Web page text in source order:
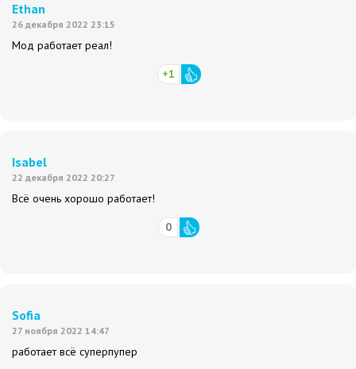
Ethan
26 декабря 2022 23:15
Мод работает реал!
+1
Isabel
22 декабря 2022 20:27
Всё очень хорошо работает!
0
Sofia
27 ноября 2022 14:47
работает всё суперпупер